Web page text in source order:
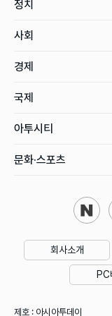
정치
사회
경제
국제
아투시티
문화·스포츠
회사소개
PC
제호 : 아시아투데이